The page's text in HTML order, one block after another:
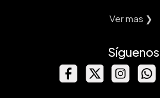
Ver mas ❯
Síguenos